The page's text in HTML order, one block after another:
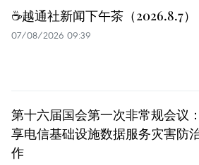
☕️越通社新闻下午茶（2026.8.7）
07/08/2026 09:39
第十六届国会第一次非常规会议
享电信基础设施数据服务灾害防
作